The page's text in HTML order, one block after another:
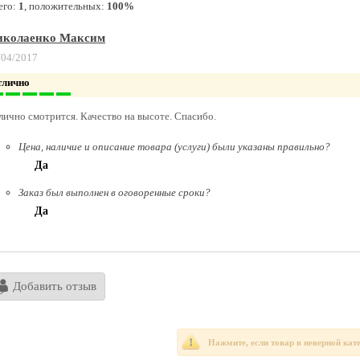
1 , положительных: 100%
Максим
2017
смотрится. Качество на высоте. Спасибо.
Цена, наличие и описание товара (услуги) были указаны правильно?
Да
Заказ был выполнен в оговоренные сроки?
Да
Добавить отзыв
Нажмите, если товар в неверной